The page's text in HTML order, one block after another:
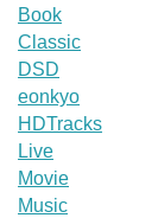
Book
Classic
DSD
eonkyo
HDTracks
Live
Movie
Music